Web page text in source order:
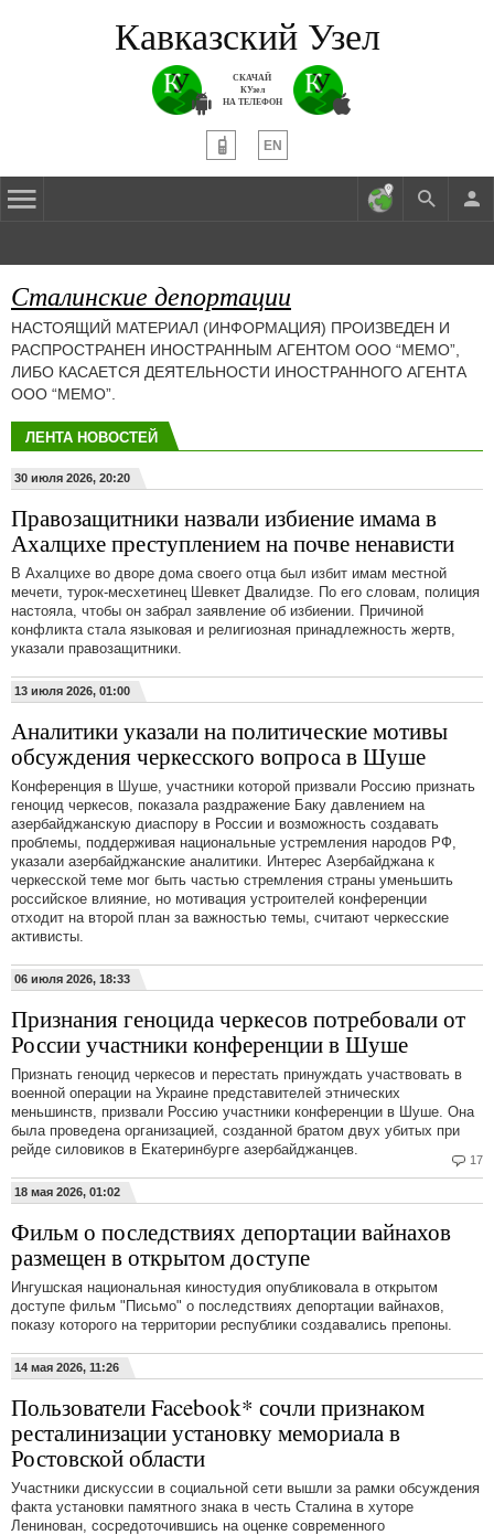
Кавказский Узел
СКАЧАЙ
КУзел
НА ТЕЛЕФОН
EN
Сталинские депортации
НАСТОЯЩИЙ МАТЕРИАЛ (ИНФОРМАЦИЯ) ПРОИЗВЕДЕН И
РАСПРОСТРАНЕН ИНОСТРАННЫМ АГЕНТОМ ООО “МЕМО”,
ЛИБО КАСАЕТСЯ ДЕЯТЕЛЬНОСТИ ИНОСТРАННОГО АГЕНТА
ООО “МЕМО”.
ЛЕНТА НОВОСТЕЙ
30 июля 2026, 20:20
Правозащитники назвали избиение имама в
Ахалцихе преступлением на почве ненависти
В Ахалцихе во дворе дома своего отца был избит имам местной
мечети, турок-месхетинец Шевкет Двалидзе. По его словам, полиция
настояла, чтобы он забрал заявление об избиении. Причиной
конфликта стала языковая и религиозная принадлежность жертв,
указали правозащитники.
13 июля 2026, 01:00
Аналитики указали на политические мотивы
обсуждения черкесского вопроса в Шуше
Конференция в Шуше, участники которой призвали Россию признать
геноцид черкесов, показала раздражение Баку давлением на
азербайджанскую диаспору в России и возможность создавать
проблемы, поддерживая национальные устремления народов РФ,
указали азербайджанские аналитики. Интерес Азербайджана к
черкесской теме мог быть частью стремления страны уменьшить
российское влияние, но мотивация устроителей конференции
отходит на второй план за важностью темы, считают черкесские
активисты.
06 июля 2026, 18:33
17
Признания геноцида черкесов потребовали от
России участники конференции в Шуше
Признать геноцид черкесов и перестать принуждать участвовать в
военной операции на Украине представителей этнических
меньшинств, призвали Россию участники конференции в Шуше. Она
была проведена организацией, созданной братом двух убитых при
рейде силовиков в Екатеринбурге азербайджанцев.
18 мая 2026, 01:02
Фильм о последствиях депортации вайнахов
размещен в открытом доступе
Ингушская национальная киностудия опубликовала в открытом
доступе фильм "Письмо" о последствиях депортации вайнахов,
показу которого на территории республики создавались препоны.
14 мая 2026, 11:26
Пользователи Facebook* сочли признаком
ресталинизации установку мемориала в
Ростовской области
Участники дискуссии в социальной сети вышли за рамки обсуждения
факта установки памятного знака в честь Сталина в хуторе
Ленинован, сосредоточившись на оценке современного